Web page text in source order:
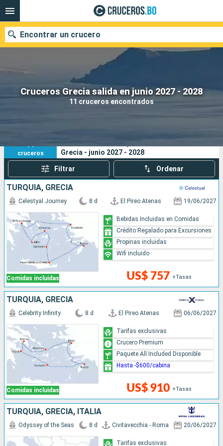
Cruceros Grecia salida en junio 2027 - 2028
11 cruceros encontrados
Encontrar un crucero
Nuestros destinos
Buscar
11
cruceros
Grecia - junio 2027 - 2028
Filtrar Ordenar
TURQUÍA, GRECIA
Comidas incluidas
Celestyal Journey 8 d El Pireo Atenas 19/06/2027
US$ 757 +Tasas
Bebidas Incluidas en Comidas
Crédito Regalado para Excursiones
Propinas incluidas
Wifi incluido
TURQUÍA, GRECIA
Comidas incluidas
Celebrity Infinity 8 d El Pireo Atenas 06/06/2027
US$ 910 +Tasas
Tarifas exclusivas
Crucero Premium
Paquete All Included Disponible
Hasta -$600/cabina
TURQUÍA, GRECIA, ITALIA
Odyssey of the Seas 8 d Civitavecchia - Roma 20/06/2027
Tarifas exclusivas